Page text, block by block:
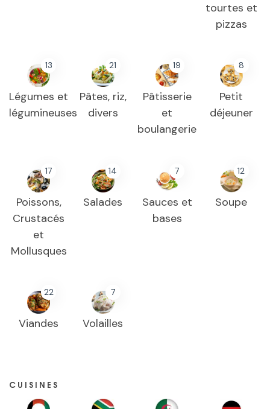
tourtes et
pizzas
13
Légumes et
légumineuses
21
Pâtes, riz,
divers
19
Pâtisserie
et
boulangerie
8
Petit
déjeuner
17
Poissons,
Crustacés
et
Mollusques
14
Salades
7
Sauces et
bases
12
Soupe
22
Viandes
7
Volailles
CUISINES